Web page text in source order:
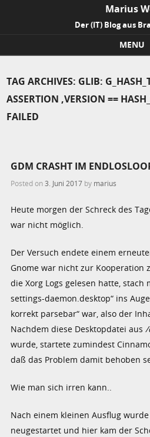
Marius
Der (IT) Blog aus
MENU
TAG ARCHIVES: GLIB:
ASSERTION ‚VERSION ==
FAILED
GDM CRASHT IM
Posted on3. Juni 2017 by marius
Heute morgen der Schreck des
war nicht möglich.
Der Versuch endete einem
Gnome war nicht zur Kooperation
die Xorg Logs gelesen hatte, stach
settings-daemon.desktop“ ins
korrekt parsebar“ war, also der
Nachdem diese Desktopdatei aus/
wurde, startete zumindest
daß das Problem damit behoben
Wie man sich irren kann..
Nach einem kleinen Ausflug
neugestartet und hier kam der